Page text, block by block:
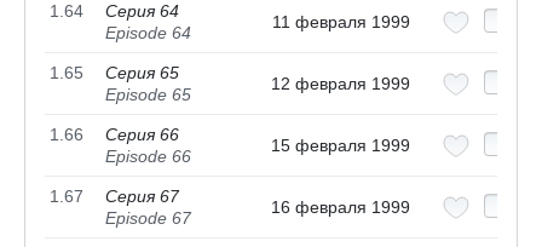
1.64
Серия 64
Episode 64
11 февраля 1999
1.65
Серия 65
Episode 65
12 февраля 1999
1.66
Серия 66
Episode 66
15 февраля 1999
1.67
Серия 67
Episode 67
16 февраля 1999